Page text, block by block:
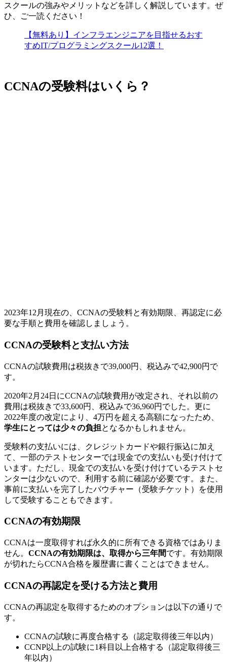
スクールの強みやメリットなどを詳しく解説しています。ぜ
ひ、ご一読ください！
【無料あり】インフラエンジニアを目指せるおす
すめIT/プログラミングスクール12選！
CCNAの受験料はいくら？
2023年12月現在の、CCNAの受験料と有効期限、再認定に必
要な手順と費用を確認しましょう。
CCNAの受験料と支払い方法
CCNAの試験費用は税抜きで39,000円、税込みで42,900円で
す。
2020年2月24日にCCNAの試験費用が改定され、それ以前の
費用は税抜きで33,600円、税込みで36,960円でした。更に
2022年度の改定により、4万円を超える高額になったため、
学生にとっては少々の負担となるかもしれません。
受験料の支払いには、クレジットカードや銀行振込に加え
て、一部のテストセンターでは現金での支払いも受け付けて
います。ただし、現金での支払いを受け付けているテストセ
ンターは少ないので、利用する前に確認が必要です。また、
事前に支払いを完了したバウチャー（受験チケット）を使用
して受験する こともできます。
CCNAの有効期限
CCNAは一度取得すれば永久的に所有できる資格ではありま
せん。 CCNAの有効期限は、取得から三年間です。有効期限
が切れたらCCNA合格を履歴書に書くことはできません。
CCNAの再認定を受ける方法と費用
CCNAの再認定を取得するためのオプションは以下の通りで
す。
CCNAの試験に再度合格する（認定取得後三年以内）
CCNP以上の試験に1科目以上合格する（認定取得後三
年以内）